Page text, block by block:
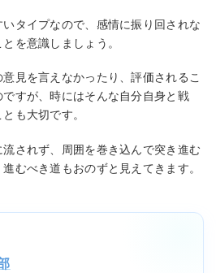
タイプなので、感情に振り回されな
を意識しましょう。
見を言えなかったり、評価されるこ
すが、時にはそんな自分自身と戦
も大切です。
されず、周囲を巻き込んで突き進む
むべき道もおのずと見えてきます。